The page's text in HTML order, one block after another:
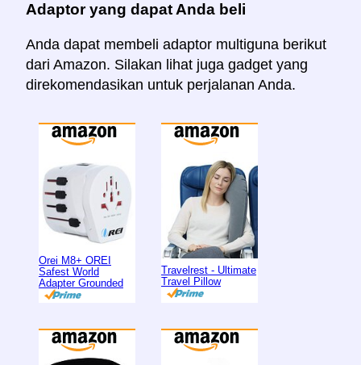
Adaptor yang dapat Anda beli
Anda dapat membeli adaptor multiguna berikut
dari Amazon. Silakan lihat juga gadget yang
direkomendasikan untuk perjalanan Anda.
Orei M8+ OREI
Safest World
Adapter Grounded
Travelrest - Ultimate
Travel Pillow